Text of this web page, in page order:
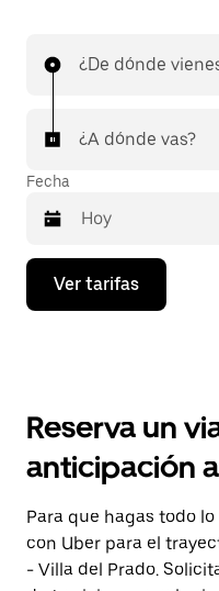
¿De dónde
¿A dónde vas?
Fecha
Presiona
flecha
el
y
selecciona
una
fecha.
Presiona
la
Ver tarifas
Reserva un
anticipación
Para que hagas todo
con Uber para el
- Villa del Prado.